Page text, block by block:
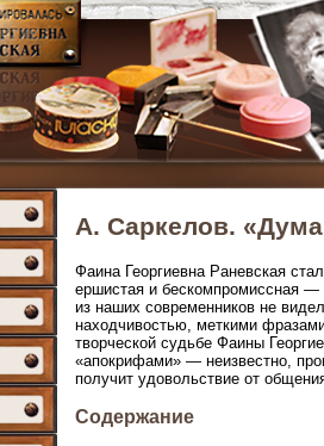
А. Саркелов.
Фаина Георгиевна Раневская
ершистая и бескомпромиссная —
из наших современников не
находчивостью, меткими
творческой судьбе Фаины
«апокрифами» — неизвестно,
получит удовольствие от
Содержание